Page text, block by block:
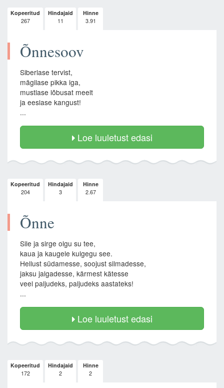
Kopeeritud
267
Hindajaid
11
Hinne
3.91
Õnnesoov
Siberlase tervist,
mägilase pikka iga,
mustlase lõbusat meelt
ja eeslase kangust!
...
Loe luuletust edasi
Kopeeritud
204
Hindajaid
3
Hinne
2.67
Õnne
Sile ja sirge olgu su tee,
kaua ja kaugele kulgegu see.
Hellust südamesse, soojust silmadesse,
jaksu jalgadesse, kärmest kätesse
veel paljudeks, paljudeks aastateks!
...
Loe luuletust edasi
Kopeeritud
172
Hindajaid
2
Hinne
2